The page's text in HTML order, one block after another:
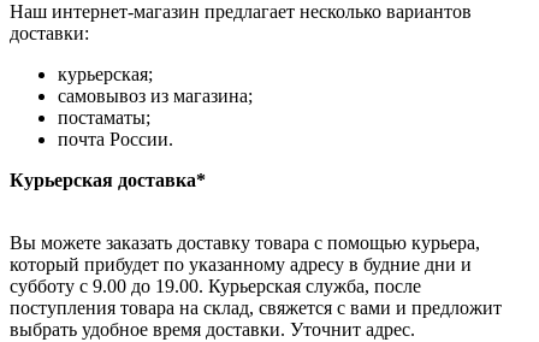
Наш интернет-магазин предлагает несколько вариантов
доставки:
курьерская;
самовывоз из магазина;
постаматы;
почта России.
Курьерская доставка*
Вы можете заказать доставку товара с помощью курьера,
который прибудет по указанному адресу в будние дни и
субботу с 9.00 до 19.00. Курьерская служба, после
поступления товара на склад, свяжется с вами и предложит
выбрать удобное время доставки. Уточнит адрес.